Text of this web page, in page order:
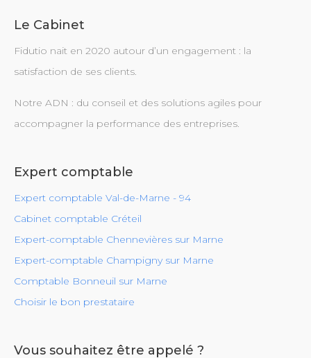
Le Cabinet
Fidutio nait en 2020 autour d’un engagement : la
satisfaction de ses clients.
Notre ADN : du conseil et des solutions agiles pour
accompagner la performance des entreprises.
Expert comptable
Expert comptable Val-de-Marne - 94
Cabinet comptable Créteil
Expert-comptable Chennevières sur Marne
Expert-comptable Champigny sur Marne
Comptable Bonneuil sur Marne
Choisir le bon prestataire
Vous souhaitez être appelé ?